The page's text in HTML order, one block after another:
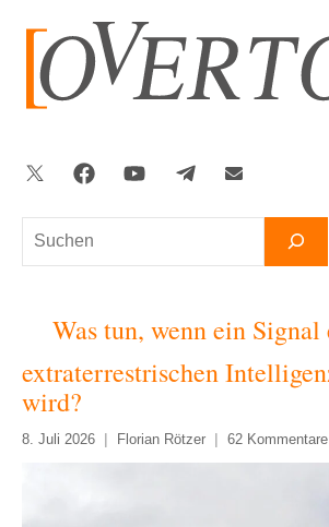
springen
Suchen
Twitter FacebookYouTubeTelegram
Was tun, wenn ein Signal
extraterrestrischen
wird?
8. Juli 2026 Florian Rötzer 62 Kommentare